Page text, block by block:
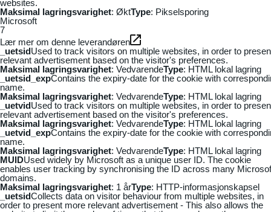
websites.
Maksimal lagringsvarighet: ØktType: Pikselsporing
Microsoft
7
Lær mer om denne leverandøren
_uetsidUsed to track visitors on multiple websites, in order to
relevant advertisement based on the visitor's preferences.
Maksimal lagringsvarighet: VedvarendeType: HTML lokal lagring
_uetsid_expContains the expiry-date for the cookie with
name.
Maksimal lagringsvarighet: VedvarendeType: HTML lokal lagring
_uetvidUsed to track visitors on multiple websites, in order to
relevant advertisement based on the visitor's preferences.
Maksimal lagringsvarighet: VedvarendeType: HTML lokal lagring
_uetvid_expContains the expiry-date for the cookie with
name.
Maksimal lagringsvarighet: VedvarendeType: HTML lokal lagring
MUIDUsed widely by Microsoft as a unique user ID. The cookie
enables user tracking by synchronising the ID across many
domains.
Maksimal lagringsvarighet: 1 årType: HTTP-informasjonskapsel
_uetsidCollects data on visitor behaviour from multiple websites, in
order to present more relevant advertisement - This also allows the